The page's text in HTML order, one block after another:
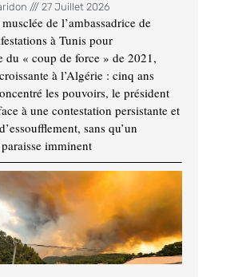
27 Juillet 2026
de l’ambassadrice de
à Tunis pour
du « coup de force » de 2021,
à l’Algérie : cinq ans
les pouvoirs, le président
à une contestation persistante et
sans qu’un
imminent